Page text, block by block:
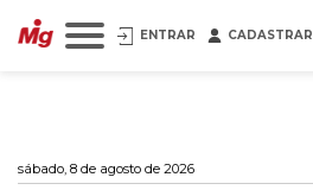
ENTRAR CADASTRAR
sábado, 8 de agosto de 2026